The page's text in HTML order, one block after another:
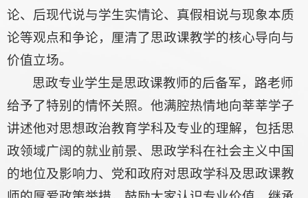
论、后现代说与学生实情论、真假相说与现象本质
论等观点和争论，厘清了思政课教学的核心导向与
价值立场。
思政专业学生是思政课教师的后备军，路老师
给予了特别的情怀关照。他满腔热情地向莘莘学子
讲述他对思想政治教育学科及专业的理解，包括思
政领域广阔的就业前景、思政学科在社会主义中国
的地位及影响力、党和政府对思政学科及思政课教